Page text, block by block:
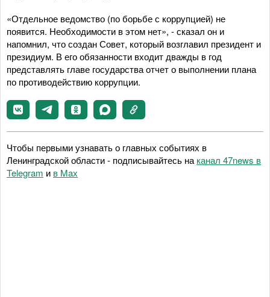
«Отдельное ведомство (по борьбе с коррупцией) не
появится. Необходимости в этом нет», - сказал он и
напомнил, что создан Совет, который возглавил президент и
президиум. В его обязанности входит дважды в год
представлять главе государства отчет о выполнении плана
по противодействию коррупции.
Чтобы первыми узнавать о главных событиях в
Ленинградской области - подписывайтесь на канал 47news в
Telegram и в Maх